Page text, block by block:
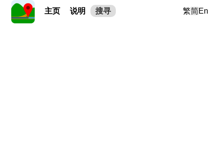
主页 说明 搜寻 繁简En